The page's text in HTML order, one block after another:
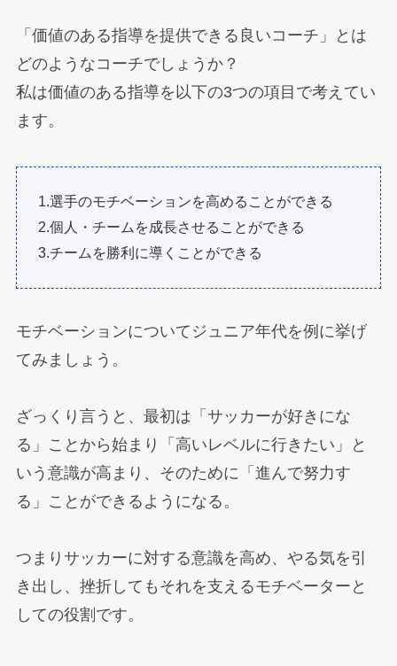
「価値のある指導を提供できる良いコーチ」とは
どのようなコーチでしょうか？
私は価値のある指導を以下の3つの項目で考えてい
ます。
1.選手のモチベーションを高めることができる
2.個人・チームを成長させることができる
3.チームを勝利に導くことができる
モチベーションについてジュニア年代を例に挙げ
てみましょう。
ざっくり言うと、最初は「サッカーが好きにな
る」ことから始まり「高いレベルに行きたい」と
いう意識が高まり、そのために「進んで努力す
る」ことができるようになる。
つまりサッカーに対する意識を高め、やる気を引
き出し、挫折してもそれを支えるモチベーターと
しての役割です。